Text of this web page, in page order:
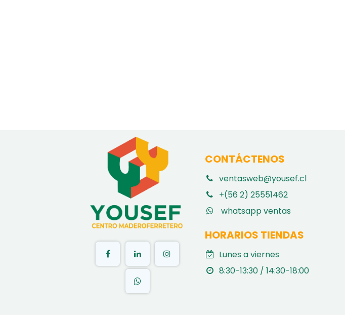
CONTÁCTENOS
ventasweb@yousef.cl
+(56 2) 25551462
whatsapp ventas
HORARIOS TIENDAS
Lunes a viernes
8:30-13:30 / 14:30-18:00